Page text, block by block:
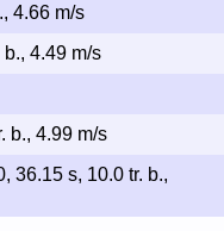
4.66 m/s
b., 4.49 m/s
b., 4.99 m/s
36.15 s, 10.0 tr. b.,